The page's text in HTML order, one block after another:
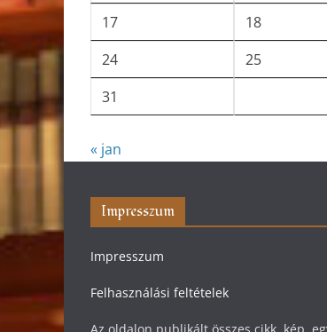
17
18
24
25
31
« jan
Impresszum
Impresszum
Felhasználási feltételek